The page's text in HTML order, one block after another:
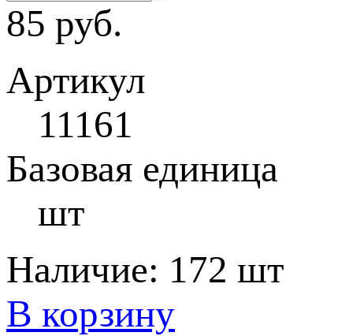
85 руб.
Артикул
11161
Базовая единица
шт
Наличие: 172 шт
В корзину